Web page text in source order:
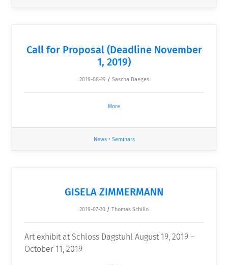
Call for Proposal (Deadline November
1, 2019)
2019-08-29 / Sascha Daeges
More
News• Seminars
GISELA ZIMMERMANN
2019-07-30 / Thomas Schillo
Art exhibit at Schloss Dagstuhl August 19, 2019 –
October 11, 2019